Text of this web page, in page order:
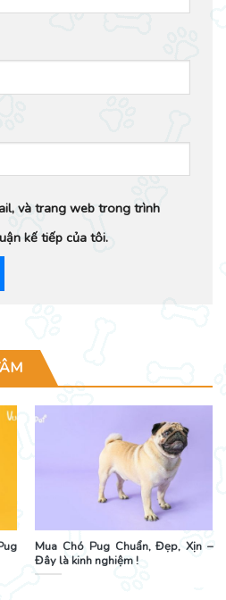
và trang web trong trình
kế tiếp của tôi.
Mua Chó Pug Chuẩn, Đẹp, Xịn –
Đây là kinh nghiệm !